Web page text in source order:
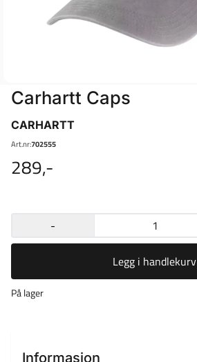
Carhartt Caps
CARHARTT
Art.nr:702555
289,-
-
Legg i handlekurv
På lager
Informasjon